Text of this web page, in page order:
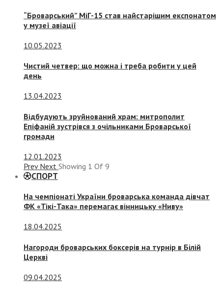
“Броварський” МіГ-15 став найстарішим експонатом
у музеї авіації
10.05.2023
Чистий четвер: що можна і треба робити у цей
день
13.04.2023
Відбудують зруйнований храм: митрополит
Епіфаній зустрівся з очільниками Броварської
громади
12.01.2023
Prev Next Showing 1 Of 9
СПОРТ
На чемпіонаті України броварська команда дівчат
ФК «Тікі-Така» перемагає вінницьку «Ниву»
18.04.2025
Нагороди броварських боксерів на турнір в Білій
Церкві
09.04.2025